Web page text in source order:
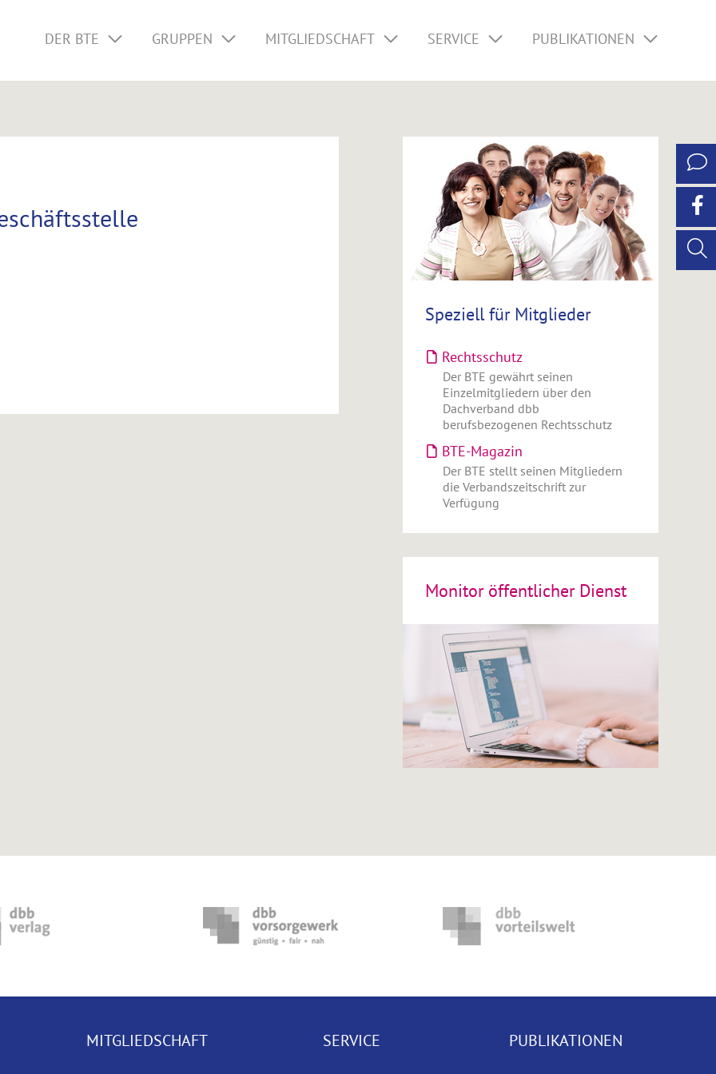
DER BTE GRUPPEN MITGLIEDSCHAFT SERVICE PUBLIKATIONEN
Speziell für Mitglieder
Rechtsschutz
Der BTE gewährt seinen
Einzelmitgliedern über den
Dachverband dbb
berufsbezogenen Rechtsschutz
BTE-Magazin
Der BTE stellt seinen Mitgliedern
die Verbandszeitschrift zur
Verfügung
Monitor öffentlicher Dienst
MITGLIEDSCHAFT SERVICE PUBLIKATIONEN